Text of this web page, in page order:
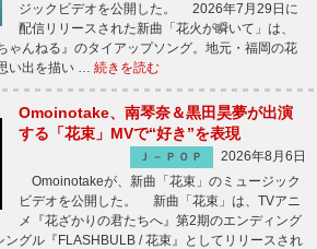
ジックビデオを公開した。 2026年7月29日に
配信リリースされた新曲「花火が瞬いて」は、
ゃんねる』のタイアップソング。地元・福岡の花
い出を描い … 続きを読む
Omoinotake、南琴奈＆黒田昊夢が出演
する「花束」MVで“好き”を表現
Ｊ－ＰＯＰ
2026年8月6日
Omoinotakeが、新曲「花束」のミュージック
ビデオを公開した。 新曲「花束」は、TVアニ
メ『花ざかりの君たちへ』第2期のエンディング
グル『FLASHBULB / 花束』としてリリースされ